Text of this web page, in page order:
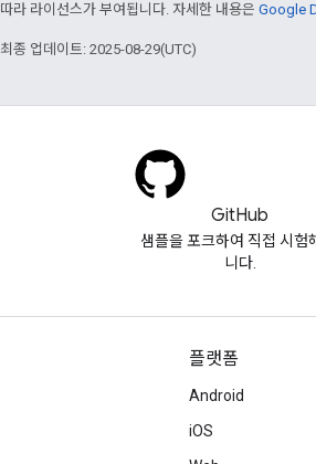
따라 라이선스가 부여됩니다. 자세한 내용은 Google
최종 업데이트: 2025-08-29(UTC)
GitHub
샘플을 포크하여 직접 시험
니다.
플랫폼
Android
iOS